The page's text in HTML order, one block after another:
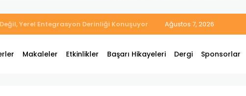
ile Üretim, Satış ve Muhasebe Süreçlerini Tek Platformda Birleştirdi
Ağustos 7, 2026
Makaleler Etkinlikler Başarı Hikayeleri Dergi Sponsorlar